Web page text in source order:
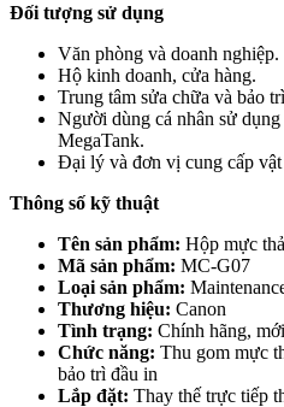
Đối tượng sử dụng
Văn phòng và doanh nghiệp.
Hộ kinh doanh, cửa hàng.
Trung tâm sửa chữa và bảo
Người dùng cá nhân sử
MegaTank.
Đại lý và đơn vị cung cấp
Thông số kỹ thuật
Tên sản phẩm: Hộp mực
Mã sản phẩm: MC-G07
Loại sản phẩm:
Thương hiệu: Canon
Tình trạng: Chính hãng,
Chức năng: Thu gom mực
bảo trì đầu in
Lắp đặt: Thay thế trực tiếp